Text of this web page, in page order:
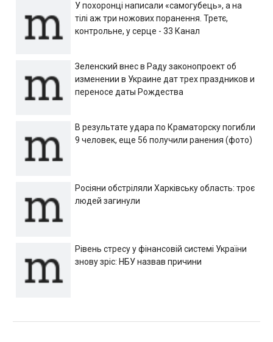
У похоронці написали «самогубець», а на
тілі аж три ножових поранення. Третє,
контрольне, у серце - 33 Канал
Зеленский внес в Раду законопроект об
изменении в Украине дат трех праздников и
переносе даты Рождества
В результате удара по Краматорску погибли
9 человек, еще 56 получили ранения (фото)
Росіяни обстріляли Харківську область: троє
людей загинули
Рівень стресу у фінансовій системі України
знову зріс: НБУ назвав причини